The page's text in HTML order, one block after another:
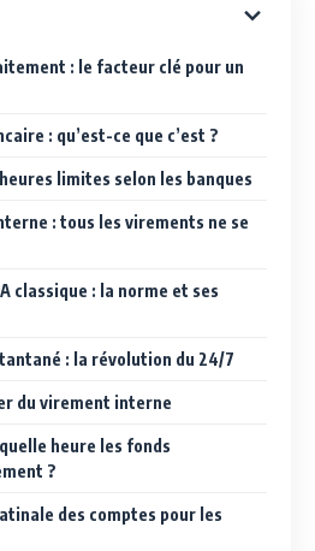
: le facteur clé pour un
: qu’est-ce que c’est ?
limites selon les banques
: tous les virements ne se
classique : la norme et ses
: la révolution du 24/7
du virement interne
heure les fonds
?
des comptes pour les